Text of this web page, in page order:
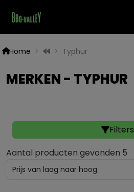
Home Typhur
MERKEN - TYPHUR
Filters
Aantal producten gevonden 5